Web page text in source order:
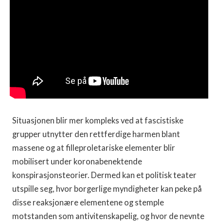
Situasjonen blir mer kompleks ved at fascistiske
grupper utnytter den rettferdige harmen blant
massene og at filleproletariske elementer blir
mobilisert under koronabenektende
konspirasjonsteorier. Dermed kan et politisk teater
utspille seg, hvor borgerlige myndigheter kan peke på
disse reaksjonære elementene og stemple
motstanden som antivitenskapelig, og hvor de nevnte